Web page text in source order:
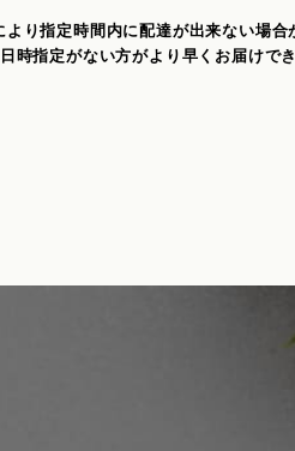
り指定時間内に配達が出来ない場合
時指定がない方がより早くお届けで